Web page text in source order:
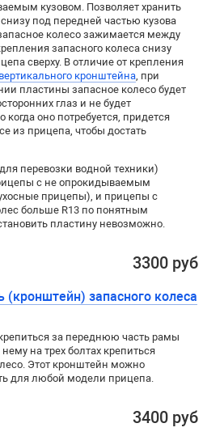
кузовом. Позволяет хранить
снизу под передней частью кузова
колесо зажимается между
запасного колеса снизу
сверху. В отличие от крепления
вертикального кронштейна, при
пластины запасное колесо будет
глаз и не будет
когда оно потребуется, придется
из прицепа, чтобы достать
перевозки водной техники)
с не опрокидываемым
прицепы), и прицепы с
больше R13 по понятным
пластину невозможно.
3300 руб
(кронштейн) запасного колеса
за переднюю часть рамы
на трех болтах крепиться
Этот кронштейн можно
для любой модели прицепа.
3400 руб